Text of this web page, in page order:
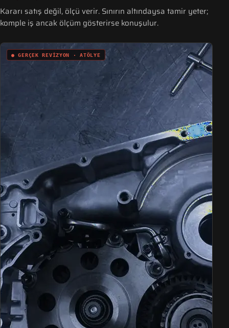
Kararı satış değil, ölçü verir. Sınırın altındaysa tamir yeter;
komple iş ancak ölçüm gösterirse konuşulur.
● GERÇEK REVIZYON · ATÖLYE